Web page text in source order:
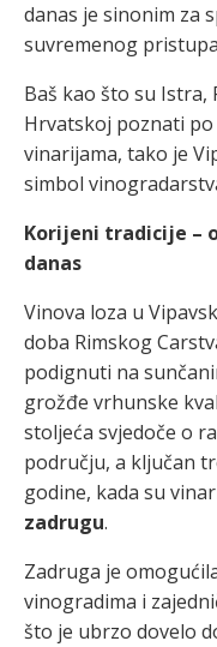
danas je sinonim za
suvremenog
Baš kao što su Istra,
Hrvatskoj poznati
vinarijama, tako je
simbol
Korijeni tradicije –
danas
Vinova loza u
doba Rimskog
podignuti na
grožđe vrhunske
stoljeća svjedoče o
području, a ključan
godine, kada su
zadrugu.
Zadruga je
vinogradima i
što je ubrzo dovelo